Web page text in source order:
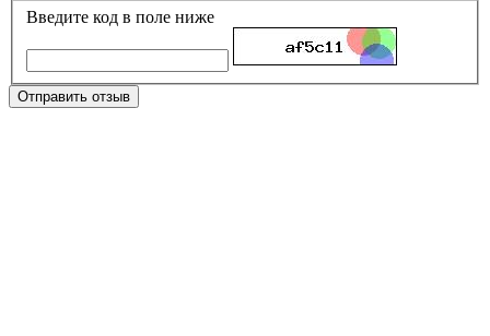
Введите код в поле ниже
Отправить отзыв